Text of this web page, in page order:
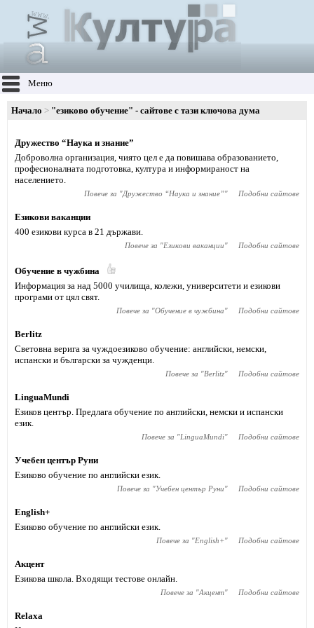
Меню
Начало "езиково обучение" - сайтове с тази ключова дума
Дружество “Наука и знание”
Доброволна организация, чиято цел е да повишава образованието,
професионалната подготовка, култура и информираност на
населението.
Повече за "Дружество “Наука и знание”" Подобни сайтове
Езикови ваканции
400 езикови курса в 21 държави.
Повече за "Езикови ваканции" Подобни сайтове
Обучение в чужбина
Информация за над 5000 училища, колежи, университети и езикови
програми от цял свят.
Повече за "Обучение в чужбина" Подобни сайтове
Berlitz
Световна верига за чуждоезиково обучение: английски, немски,
испански и български за чужденци.
Повече за "Berlitz" Подобни сайтове
LinguaMundi
Езиков център. Предлага обучение по английски, немски и испански
език.
Повече за "LinguaMundi" Подобни сайтове
Учебен център Руни
Езиково обучение по английски език.
Повече за "Учебен център Руни" Подобни сайтове
English+
Езиково обучение по английски език.
Повече за "English+" Подобни сайтове
Акцент
Езикова школа. Входящи тестове онлайн.
Повече за "Акцент" Подобни сайтове
Relaxa